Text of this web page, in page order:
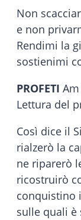
Non
e non
Rendimi la
sostienimi
PROFETI
Lettura del
Così dice il
rialzerò la
ne riparerò
ricostruirò
conquistino
sulle quali